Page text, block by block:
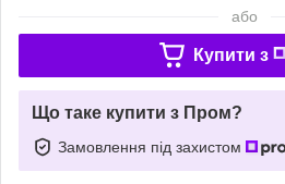
або
Купити з
Що таке купити з Пром?
Замовлення під захистом